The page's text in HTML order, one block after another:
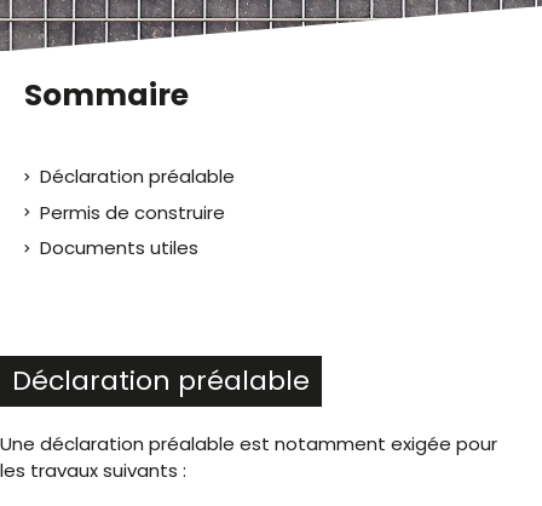
Sommaire
Déclaration préalable
Permis de construire
Documents utiles
Déclaration préalable
Une déclaration préalable est notamment exigée pour
les travaux suivants :